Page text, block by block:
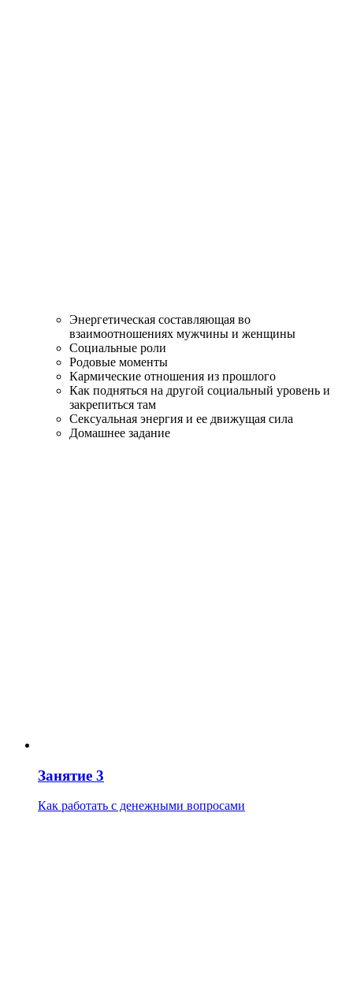
Энергетическая составляющая во
взаимоотношениях мужчины и женщины
Социальные роли
Родовые моменты
Кармические отношения из прошлого
Как подняться на другой социальный уровень и
закрепиться там
Сексуальная энергия и ее движущая сила
Домашнее задание
Занятие 3
Как работать с денежными вопросами